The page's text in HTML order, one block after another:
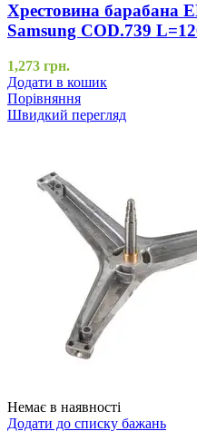
Хрестовина барабана
Samsung COD.739
1,273 грн.
Додати в кошик
Порівняння
Швидкий перегляд
Немає в наявності
Додати до списку бажань